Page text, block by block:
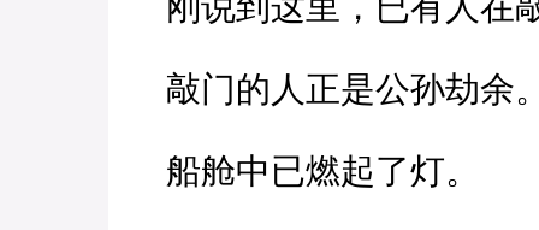
敲门的人正是公孙劫余
船舱中已燃起了灯。